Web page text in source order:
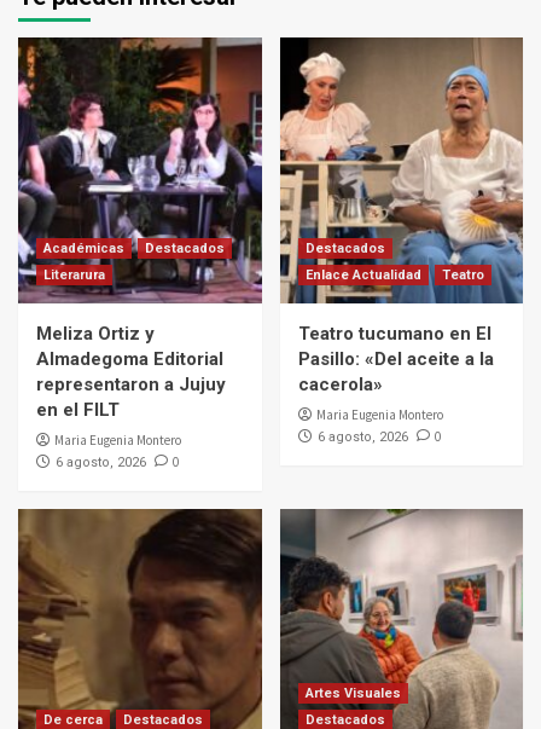
Académicas
Destacados
Literarura
Meliza Ortiz y
Almadegoma Editorial
representaron a Jujuy
en el FILT
Maria Eugenia Montero
6 agosto, 2026 0
Destacados
Enlace Actualidad
Teatro
Teatro tucumano en El
Pasillo: «Del aceite a la
cacerola»
Maria Eugenia Montero
6 agosto, 2026 0
De cerca
Destacados
Artes Visuales
Destacados